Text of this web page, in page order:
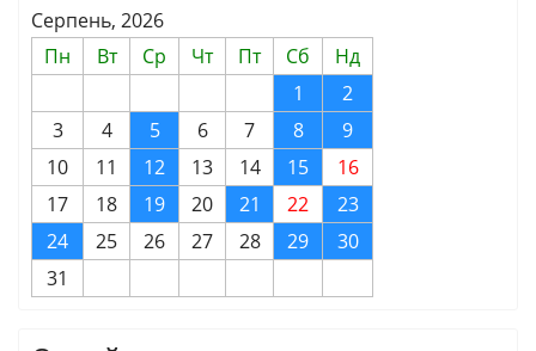
Серпень, 2026
Пн
Вт Ср Чт Пт Сб
Нд
1
2
3
4 5 6 7 8
9
10
11 12 13 14 15
16
17
18 19 20 21 22
23
24
25 26 27 28 29
30
31